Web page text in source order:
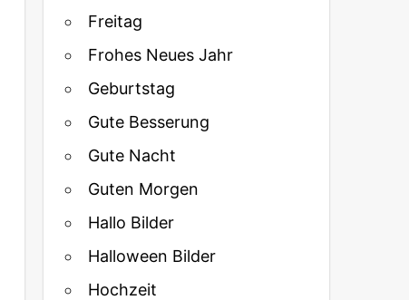
Freitag
Frohes Neues Jahr
Geburtstag
Gute Besserung
Gute Nacht
Guten Morgen
Hallo Bilder
Halloween Bilder
Hochzeit